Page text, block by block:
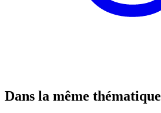
Dans la même thématique